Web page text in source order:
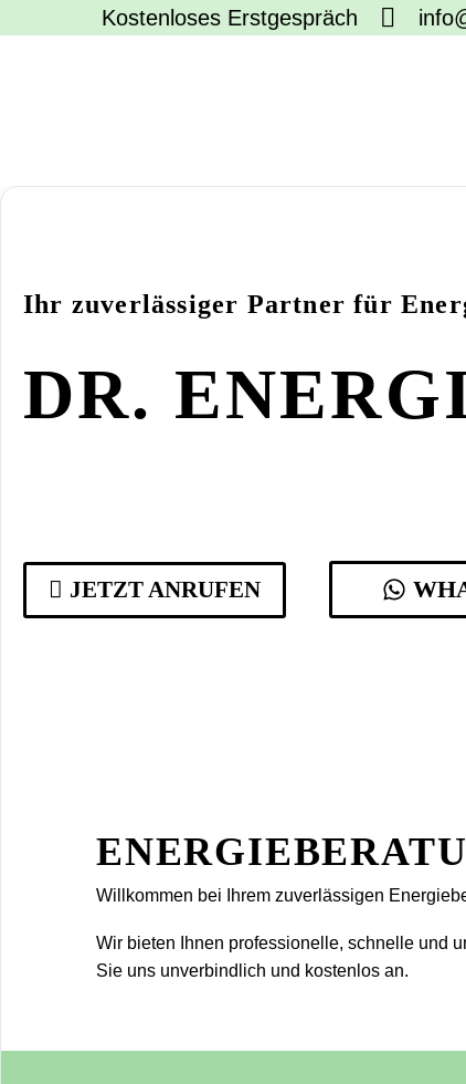
Kostenloses Erstgespräch
Ihr zuverlässiger Partner für
DR.
JETZT ANRUFEN
Willkommen bei Ihrem zuverlässigen
Wir bieten Ihnen professionelle, schnelle und
Sie uns unverbindlich und kostenlos an.